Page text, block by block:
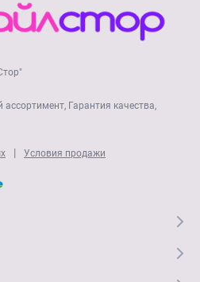
Гарантия качества,
| Условия продажи